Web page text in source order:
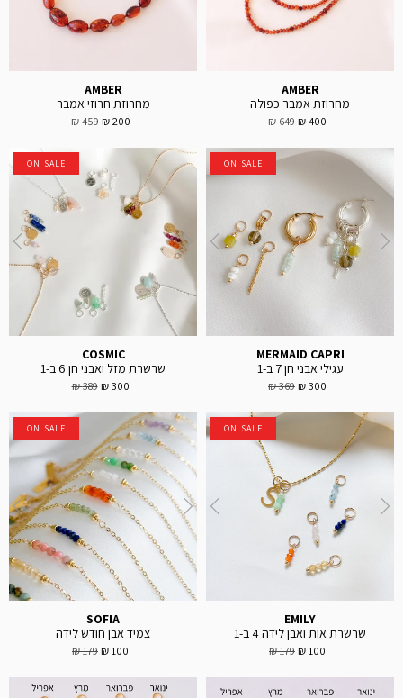
AMBER
מחרוזת אמבר כפולה
400 ₪
649 ₪
AMBER
מחרוזת חרוזי אמבר
200 ₪
459 ₪
ON SALE
MERMAID CAPRI
עגילי אבני חן 7 ב-1
300 ₪
369 ₪
ON SALE
COSMIC
שרשרת מזל ואבני חן 6 ב-1
300 ₪
389 ₪
ON SALE
EMILY
שרשרת אות ואבן לידה 4 ב-1
100 ₪
179 ₪
ON SALE
SOFIA
צמיד אבן חודש לידה
100 ₪
179 ₪